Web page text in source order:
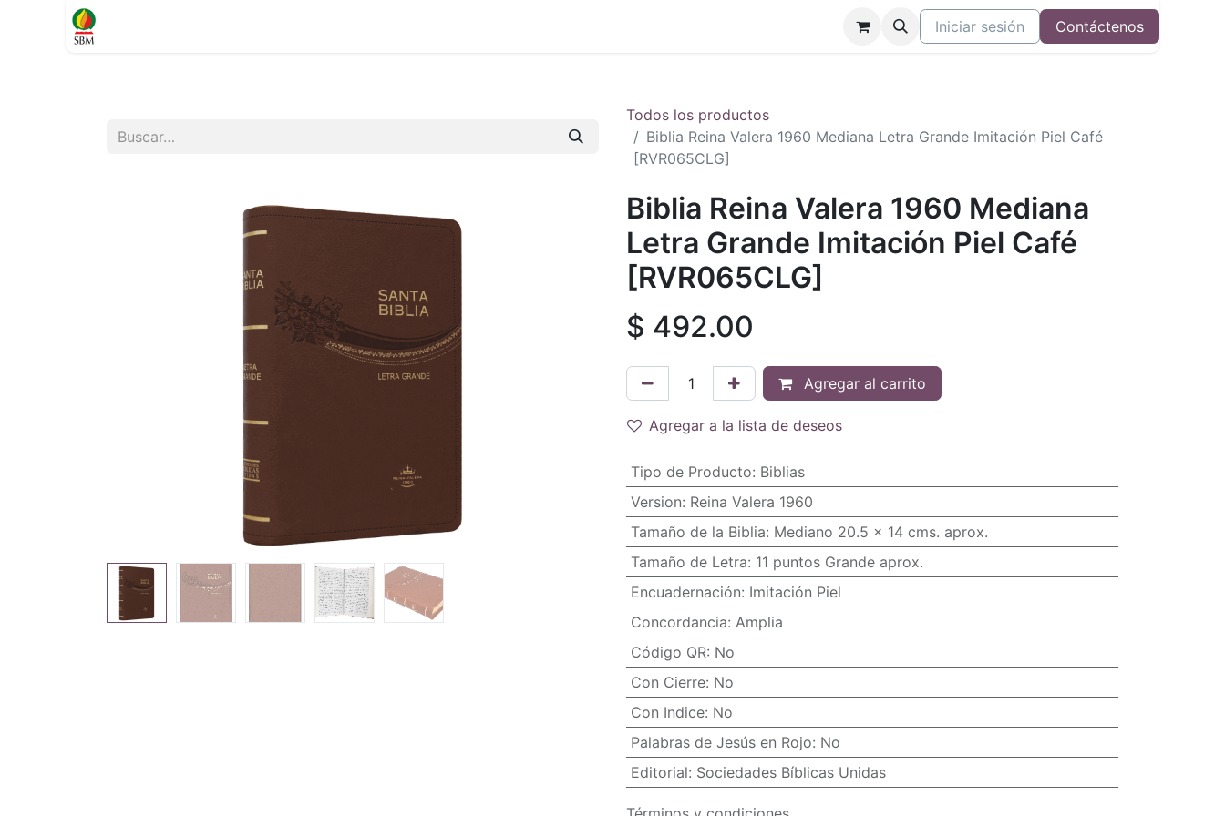
Iniciar sesión Contáctenos
Todos los productos
Biblia Reina Valera 1960 Mediana Letra Grande Imitación Piel Café
[RVR065CLG]
Biblia Reina Valera 1960 Mediana
Letra Grande Imitación Piel Café
[RVR065CLG]
$ 492.00
Agregar al carrito
Agregar a la lista de deseos
Tipo de Producto: Biblias
Version: Reina Valera 1960
Tamaño de la Biblia: Mediano 20.5 x 14 cms. aprox.
Tamaño de Letra: 11 puntos Grande aprox.
Encuadernación: Imitación Piel
Concordancia: Amplia
Código QR: No
Con Cierre: No
Con Indice: No
Palabras de Jesús en Rojo: No
Editorial: Sociedades Bíblicas Unidas